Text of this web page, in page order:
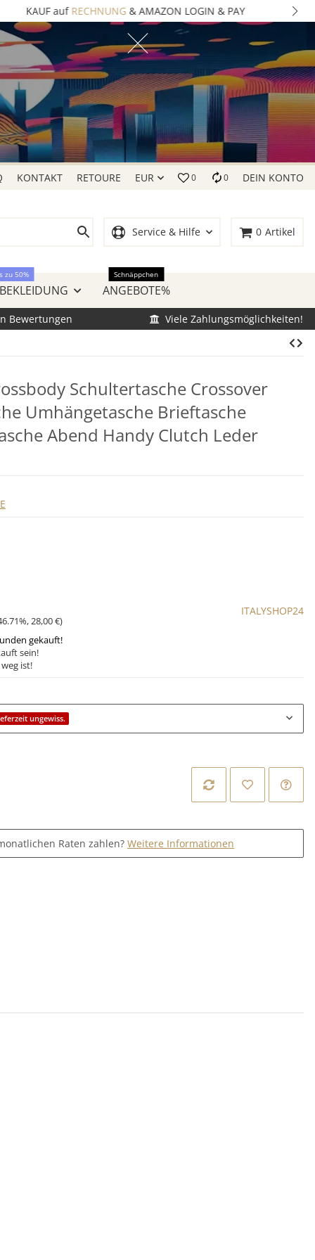
KONTAKT RETOURE EUR 0 0 DEIN KONTO
Service & Hilfe 0 Artikel
zu 50%
ANGEBOTE%
Schnäppchen
Bewertungen Viele Zahlungsmöglichkeiten!
Schultertasche Crossover
Umhängetasche Brieftasche
Abend Handy Clutch Leder
,28,00 €)
gekauft!
sein!
ist!
ITALYSHOP24
ungewiss.
Raten zahlen? Weitere Informationen